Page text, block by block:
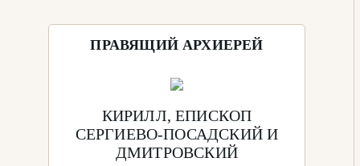
ПРАВЯЩИЙ АРХИЕРЕЙ
КИРИЛЛ, ЕПИСКОП
СЕРГИЕВО-ПОСАДСКИЙ И
ДМИТРОВСКИЙ